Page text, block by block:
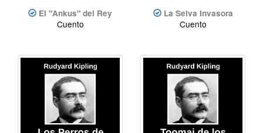
El "Ankus" del Rey
Cuento
La Selva Invasora
Cuento